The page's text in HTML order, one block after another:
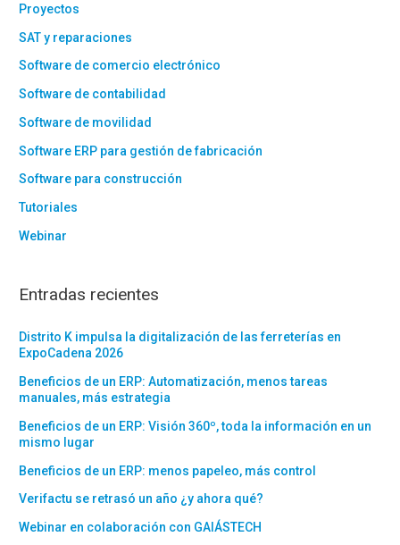
Proyectos
SAT y reparaciones
Software de comercio electrónico
Software de contabilidad
Software de movilidad
Software ERP para gestión de fabricación
Software para construcción
Tutoriales
Webinar
Entradas recientes
Distrito K impulsa la digitalización de las ferreterías en
ExpoCadena 2026
Beneficios de un ERP: Automatización, menos tareas
manuales, más estrategia
Beneficios de un ERP: Visión 360º, toda la información en un
mismo lugar
Beneficios de un ERP: menos papeleo, más control
Verifactu se retrasó un año ¿y ahora qué?
Webinar en colaboración con GAIÁSTECH